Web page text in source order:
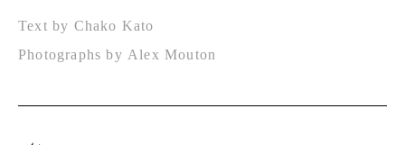
Text by Chako Kato
Photographs by Alex Mouton